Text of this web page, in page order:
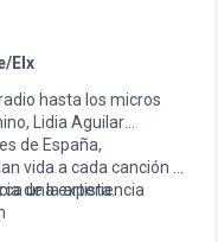
Elx
hasta los micros
Lidia Aguilar
de España,
vida a cada canción y
de la artista.
una experiencia